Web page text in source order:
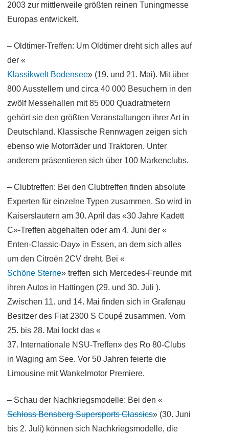
2003 zur mittlerweile größten reinen Tuningmesse
Europas entwickelt.
– Oldtimer-Treffen: Um Oldtimer dreht sich alles auf
der «
Klassikwelt Bodensee» (19. und 21. Mai). Mit über
800 Ausstellern und circa 40 000 Besuchern in den
zwölf Messehallen mit 85 000 Quadratmetern
gehört sie den größten Veranstaltungen ihrer Art in
Deutschland. Klassische Rennwagen zeigen sich
ebenso wie Motorräder und Traktoren. Unter
anderem präsentieren sich über 100 Markenclubs.
– Clubtreffen: Bei den Clubtreffen finden absolute
Experten für einzelne Typen zusammen. So wird in
Kaiserslautern am 30. April das «30 Jahre Kadett
C»-Treffen abgehalten oder am 4. Juni der «
Enten-Classic-Day» in Essen, an dem sich alles
um den Citroën 2CV dreht. Bei «
Schöne Sterne» treffen sich Mercedes-Freunde mit
ihren Autos in Hattingen (29. und 30. Juli ).
Zwischen 11. und 14. Mai finden sich in Grafenau
Besitzer des Fiat 2300 S Coupé zusammen. Vom
25. bis 28. Mai lockt das «
37. Internationale NSU-Treffen» des Ro 80-Clubs
in Waging am See. Vor 50 Jahren feierte die
Limousine mit Wankelmotor Premiere.
– Schau der Nachkriegsmodelle: Bei den «
Schloss Bensberg Supersports Classics» (30. Juni
bis 2. Juli) können sich Nachkriegsmodelle, die